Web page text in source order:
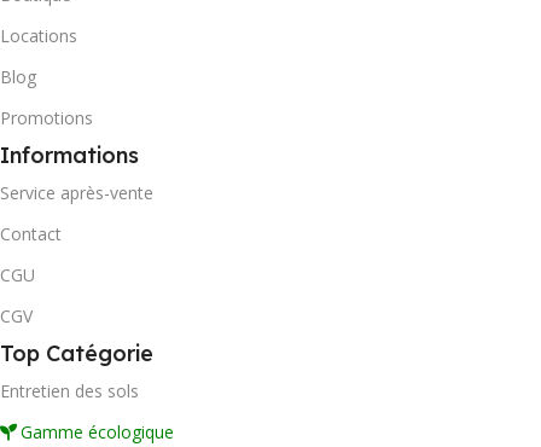
Locations
Blog
Promotions
Informations
Service après-vente
Contact
CGU
CGV
Top Catégorie
Entretien des sols
Gamme écologique